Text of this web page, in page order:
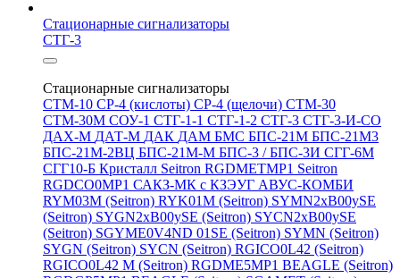
Стационарные сигнализаторы
СТГ-3
Стационарные сигнализаторы
СТМ-10 СР-4 (кислоты) СР-4 (щелочи) СТМ-30
СТМ-30М СОУ-1 СТГ-1-1 СТГ-1-2 СТГ-3 СТГ-3-И-CO
ДАХ-М ДАТ-М ДАК ДАМ БМС БПС-21М БПС-21М3
БПС-21М-2ВЦ БПС-21М-М БПС-3 / БПС-3И СГГ-6М
СГГ10-Б Кристалл Seitron RGDMETMP1 Seitron
RGDCO0MP1 САКЗ-МК с КЗЭУГ АВУС-КОМБИ
RYM03M (Seitron) RYK01M (Seitron) SYMN2хB00ySE
(Seitron) SYGN2xB00ySE (Seitron) SYCN2xB00ySE
(Seitron) SGYME0V4ND 01SE (Seitron) SYMN (Seitron)
SYGN (Seitron) SYCN (Seitron) RGICO0L42 (Seitron)
RGICO0L42 M (Seitron) RGDME5MP1 BEAGLE (Seitron)